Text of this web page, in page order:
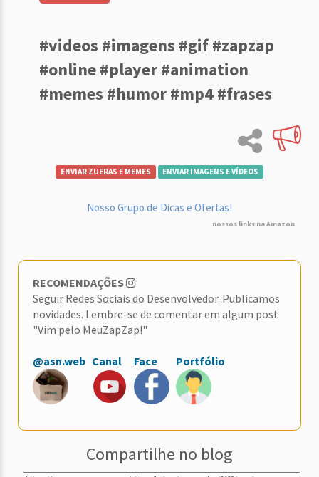
#videos #imagens #gif #zapzap
#online #player #animation
#memes #humor #mp4 #frases
ENVIAR ZUERAS E MEMES ENVIAR IMAGENS E VÍDEOS
Nosso Grupo de Dicas e Ofertas!
nossos links na Amazon
RECOMENDAÇÕES
Seguir Redes Sociais do Desenvolvedor. Publicamos
novidades. Lembre-se de comentar em algum post
"Vim pelo MeuZapZap!"
@asn.web Canal Face Portfólio
Compartilhe no blog